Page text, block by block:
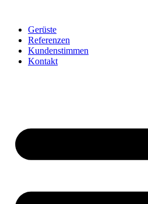
springenGerüste
Referenzen
Kundenstimmen
Kontakt